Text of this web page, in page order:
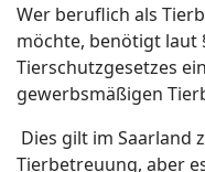
Wer beruflich als
möchte, benötigt laut
Tierschutzgesetzes
gewerbsmäßigen
Dies gilt im Saarland
Tierbetreuung, aber